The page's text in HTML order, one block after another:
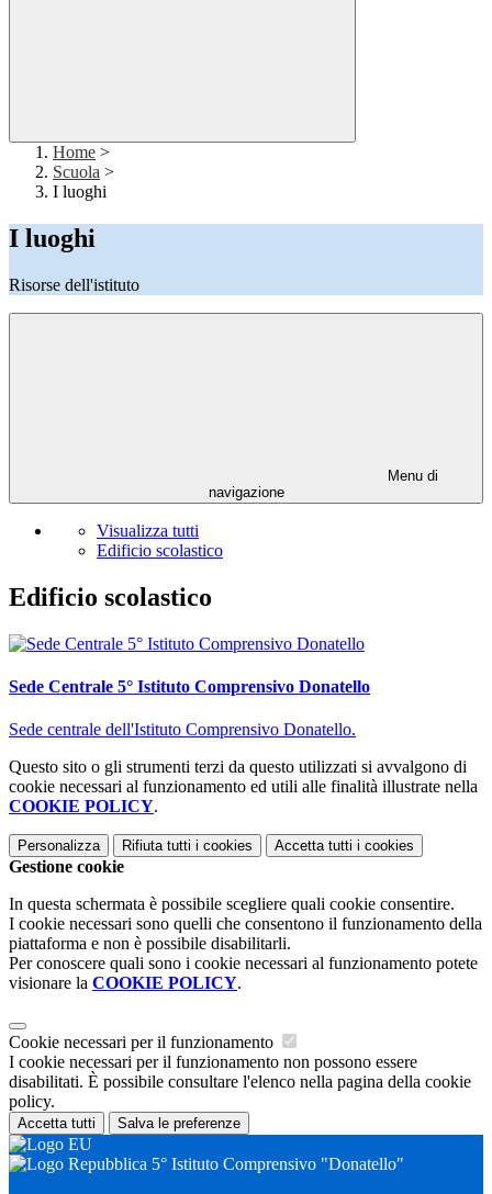
Home >
Scuola >
I luoghi
I luoghi
Risorse dell'istituto
Menu di
navigazione
Visualizza tutti
Edificio scolastico
Edificio scolastico
Sede Centrale 5° Istituto Comprensivo Donatello
Sede centrale dell'Istituto Comprensivo Donatello.
Questo sito o gli strumenti terzi da questo utilizzati si avvalgono di
cookie necessari al funzionamento ed utili alle finalità illustrate nella
COOKIE POLICY.
Personalizza Rifiuta tutti i cookies Accetta tutti i cookies
Gestione cookie
In questa schermata è possibile scegliere quali cookie consentire.
I cookie necessari sono quelli che consentono il funzionamento della
piattaforma e non è possibile disabilitarli.
Per conoscere quali sono i cookie necessari al funzionamento potete
visionare la COOKIE POLICY.
Cookie necessari per il funzionamento
I cookie necessari per il funzionamento non possono essere
disabilitati. È possibile consultare l'elenco nella pagina della cookie
policy.
Accetta tutti Salva le preferenze
5° Istituto Comprensivo "Donatello"